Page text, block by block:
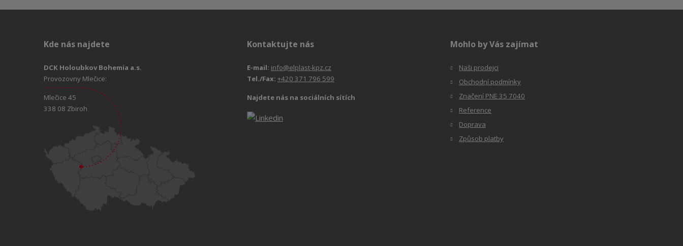
Kde nás najdete
DCK Holoubkov Bohemia a.s.
Provozovny Mlečice:
Mlečice 45
338 08 Zbiroh
Kontaktujte nás
E-mail: info@elplast-kpz.cz
Tel./Fax:+420 371 796 599
Najdete nás na sociálních sítích
Mohlo by Vás zajímat
Naši prodejci
Obchodní podmínky
Značení PNE 35 7040
Reference
Doprava
Způsob platby